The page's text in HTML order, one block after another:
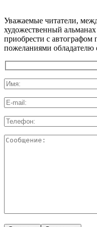
Уважаемые читатели,
художественный
приобрести с автографом
пожеланиями обладателю